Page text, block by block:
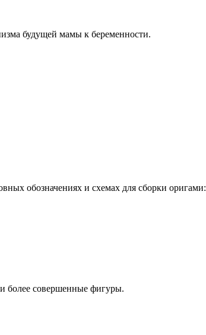
будущей мамы к беременности.
обозначениях и схемах для сборки оригами:
более совершенные фигуры.